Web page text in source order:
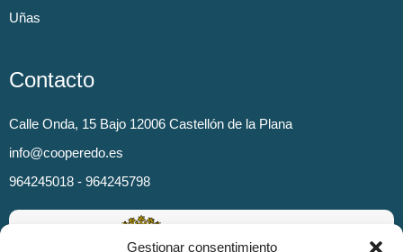
Gestionar consentimiento
Uñas
Contacto
Calle Onda, 15 Bajo 12006 Castellón de la Plana
info@cooperedo.es
964245018 - 964245798